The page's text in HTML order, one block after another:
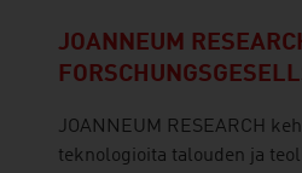
JOANNEUM
JOANNEUM RESEARCH
teknologioita talouden ja